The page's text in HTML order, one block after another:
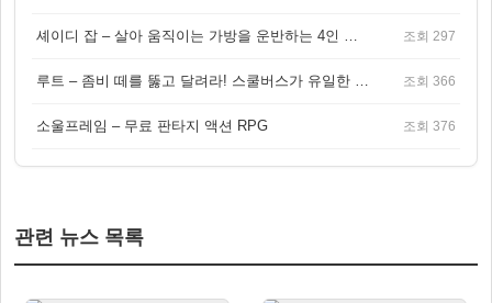
셰이디 잡 – 살아 움직이는 가방을 운반하는 4인 협동 물리 어드벤처 게임 조회 297
루트 – 좀비 떼를 뚫고 달려라! 스쿨버스가 유일한 집이 되는 4인 협동 생존 게임 조회 366
소울프레임 – 무료 판타지 액션 RPG 조회 376
관련 뉴스 목록